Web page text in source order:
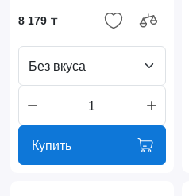
8 179 ₸
Без вкуса
Купить